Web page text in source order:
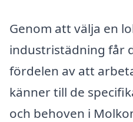
Genom att välja en
industristädning får
fördelen av att
känner till de
och behoven i